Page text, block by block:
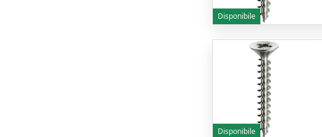
Disponibile
Disponibile